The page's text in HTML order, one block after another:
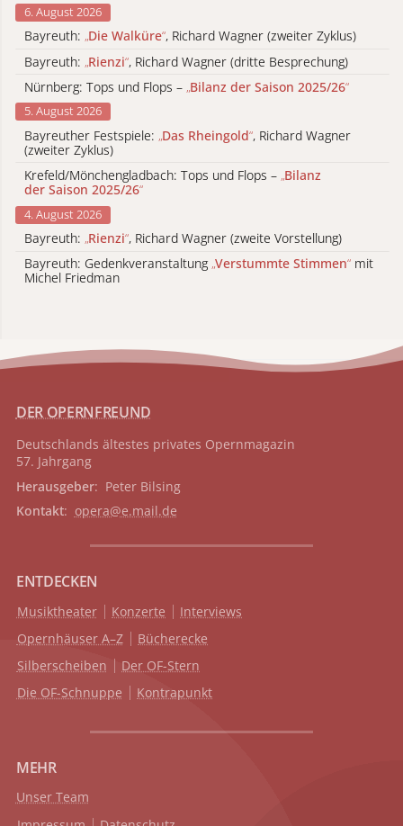
6. August 2026
Bayreuth: „Die Walküre“, Richard Wagner (zweiter Zyklus)
Bayreuth: „Rienzi“, Richard Wagner (dritte Besprechung)
Nürnberg: Tops und Flops – „Bilanz der Saison 2025/26“
5. August 2026
Bayreuther Festspiele: „Das Rheingold“, Richard Wagner
(zweiter Zyklus)
Krefeld/Mönchengladbach: Tops und Flops – „Bilanz
der Saison 2025/26“
4. August 2026
Bayreuth: „Rienzi“, Richard Wagner (zweite Vorstellung)
Bayreuth: Gedenkveranstaltung „Verstummte Stimmen“ mit
Michel Friedman
DER OPERNFREUND
Deutschlands ältestes privates Opernmagazin
57. Jahrgang
Herausgeber: Peter Bilsing
Kontakt: opera@e.mail.de
ENTDECKEN
Musiktheater Konzerte
Interviews
Opernhäuser A–Z
Bücherecke
Silberscheiben
Der OF-Stern
Die OF-Schnuppe
Kontrapunkt
MEHR
Unser Team